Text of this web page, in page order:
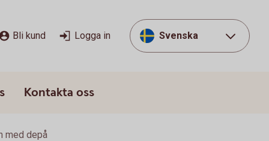
Bli kund Logga in Svenska
Kontakta oss
med depå